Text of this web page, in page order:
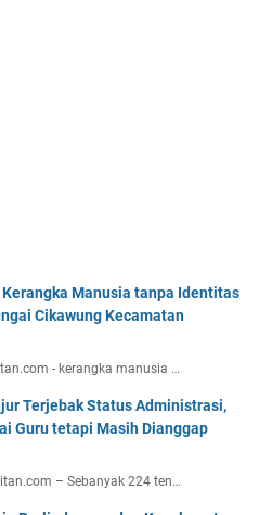
Kerangka Manusia tanpa Identitas
Cikawung Kecamatan
- kerangka manusia …
Terjebak Status Administrasi,
Guru tetapi Masih Dianggap
– Sebanyak 224 ten…